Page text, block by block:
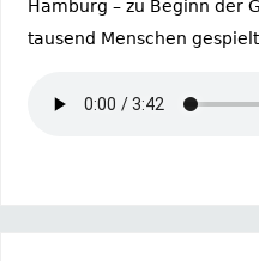
Hamburg – zu Beginn der
tausend Menschen